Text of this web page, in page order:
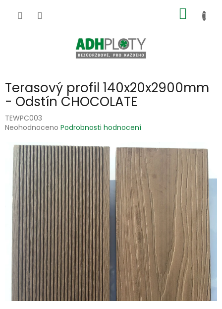
KOŠÍK
Terasový profil 140x20x2900mm
- Odstín CHOCOLATE
TEWPC003
Průměrné
produktu
hvězdiček.
Neohodnoceno Podrobnosti hodnocení